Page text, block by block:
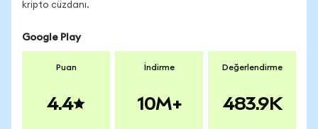
kripto cüzdanı.
Google Play
Puan
4.4
İndirme
10M+
Değerlendirme
483.9K